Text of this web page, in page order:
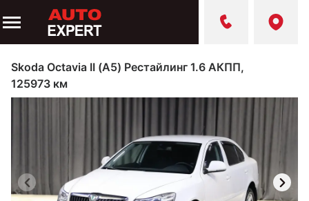
Skoda Octavia II (A5) Рестайлинг 1.6 АКПП,
125973 км